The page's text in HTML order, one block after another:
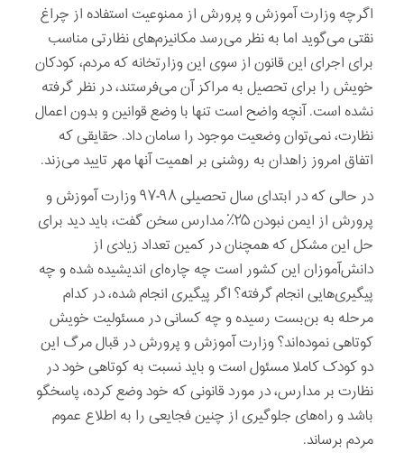
اگرچه وزارت آموزش و پرورش از ممنوعیت استفاده از چراغ
نقتی می‌گوید اما به نظر می‌رسد مکانیزم‌های نظارتی مناسب
برای اجرای این قانون از سوی این وزارتخانه که مردم، کودکان
خویش را برای تحصیل به مراکز آن می‌فرستند، در نظر گرفته
نشده است. آنچه واضح است تنها با وضع قوانین و بدون اعمال
نظارت، نمی‌توان وضعیت موجود را سامان داد. حقایقی که
اتفاق امروز زاهدان به روشنی بر اهمیت آنها مهر تایید می‌زند.
در حالی که در ابتدای سال تحصیلی ۹۸-۹۷ وزارت آموزش و
پرورش از ایمن نبودن ۲۵٪ مدارس سخن گفت، باید دید برای
حل این مشکل که همچنان در کمین تعداد زیادی از
دانش‌آموزان این کشور است چه چاره‌ای اندیشیده شده و چه
پیگیری‌هایی انجام گرفته؟ اگر پیگیری انجام شده، در کدام
مرحله به بن‌بست رسیده و چه کسانی در مسئولیت خویش
کوتاهی نموده‌اند؟ وزارت آموزش و پرورش در قبال مرگ این
دو کودک کاملا مسئول است و باید نسبت به کوتاهی خود در
نظارت بر مدارس، در مورد قانونی که خود وضع کرده، پاسخگو
باشد و راه‌های جلوگیری از چنین فجایعی را به اطلاع عموم
مردم برساند.